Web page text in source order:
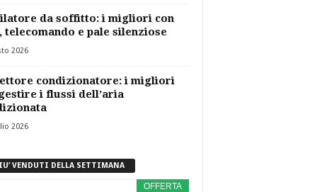
da soffitto: i migliori con
telecomando e pale silenziose
2026
condizionatore: i migliori
i flussi dell’aria
2026
VENDUTI DELLA SETTIMANA
OFFERTA